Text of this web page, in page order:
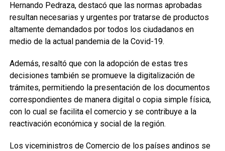
Hernando Pedraza, destacó que las normas aprobadas
resultan necesarias y urgentes por tratarse de productos
altamente demandados por todos los ciudadanos en
medio de la actual pandemia de la Covid-19.
Además, resaltó que con la adopción de estas tres
decisiones también se promueve la digitalización de
trámites, permitiendo la presentación de los documentos
correspondientes de manera digital o copia simple física,
con lo cual se facilita el comercio y se contribuye a la
reactivación económica y social de la región.
Los viceministros de Comercio de los países andinos se